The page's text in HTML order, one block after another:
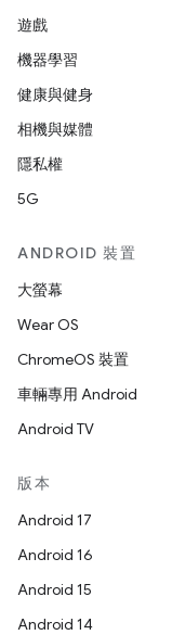
遊戲
機器學習
健康與健身
相機與媒體
隱私權
5G
ANDROID 裝置
大螢幕
Wear OS
ChromeOS 裝置
車輛專用 Android
Android TV
版本
Android 17
Android 16
Android 15
Android 14